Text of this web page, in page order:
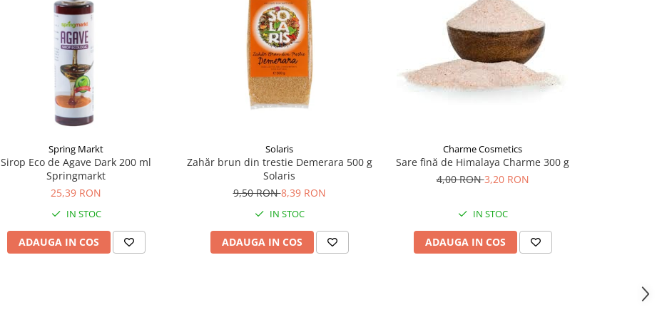
Spring Markt
Sirop Eco de Agave Dark 200 ml
Springmarkt
25,39 RON
IN STOC
ADAUGA IN COS
Solaris
Zahăr brun din trestie Demerara 500 g
Solaris
9,50 RON8,39 RON
IN STOC
ADAUGA IN COS
Charme Cosmetics
Sare fină de Himalaya Charme 300 g
4,00 RON3,20 RON
IN STOC
ADAUGA IN COS